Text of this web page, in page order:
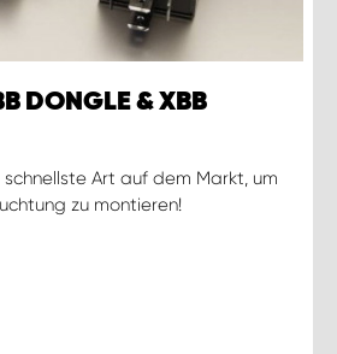
DONGLE & XBB
Art auf dem Markt, um
zu montieren!